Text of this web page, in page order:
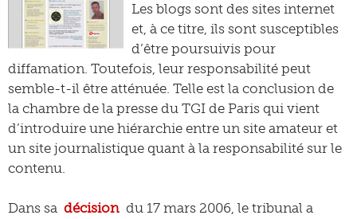
Les blogs sont des sites internet
et, à ce titre, ils sont susceptibles
d’être poursuivis pour
diffamation. Toutefois, leur responsabilité peut
semble-t-il être atténuée. Telle est la conclusion de
la chambre de la presse du TGI de Paris qui vient
d’introduire une hiérarchie entre un site amateur et
un site journalistique quant à la responsabilité sur le
contenu.
Dans sa décision du 17 mars 2006, le tribunal a